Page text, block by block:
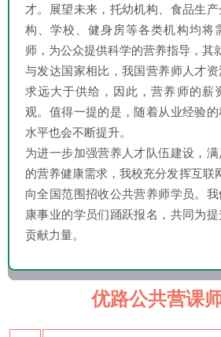
才。展望未来，托幼机构、食品生
构、学校、健身房等各类机构均将
师，为公众提供科学的营养指导，其
与发达国家相比，我国营养师人才
求远大于供给，因此，营养师的薪
观。值得一提的是，随着从业经验
水平也会不断提升。
为进一步加强营养人才队伍建设，
的营养健康需求，我校充分发挥互联
向全国范围招收公共营养师学员。
康事业的学员们踊跃报名，共同为
贡献力量。
优路公共营课